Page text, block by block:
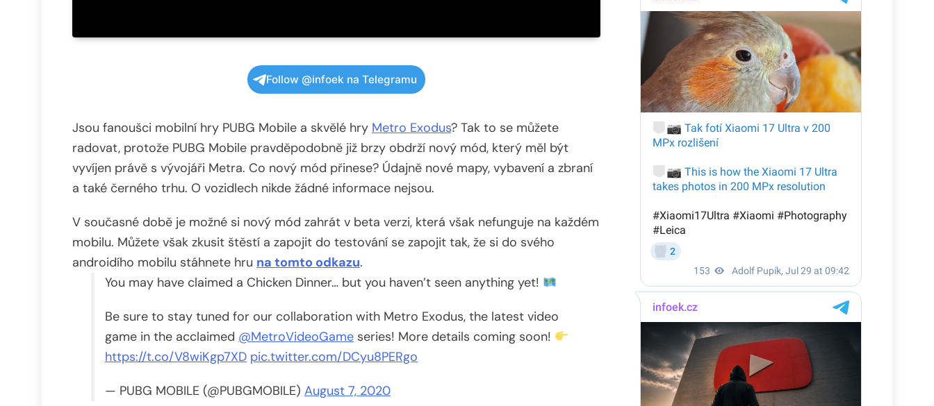
Follow @infoek na Telegramu
Jsou fanoušci mobilní hry PUBG Mobile a skvělé hry Metro Exodus? Tak to se můžete
radovat, protože PUBG Mobile pravděpodobně již brzy obdrží nový mód, který měl být
vyvíjen právě s vývojáři Metra. Co nový mód přinese? Údajně nové mapy, vybavení a zbraní
a také černého trhu. O vozidlech nikde žádné informace nejsou.
V současné době je možné si nový mód zahrát v beta verzi, která však nefunguje na každém
mobilu. Můžete však zkusit štěstí a zapojit do testování se zapojit tak, že si do svého
androidího mobilu stáhnete hru na tomto odkazu.
You may have claimed a Chicken Dinner… but you haven’t seen anything yet!
Be sure to stay tuned for our collaboration with Metro Exodus, the latest video
game in the acclaimed @MetroVideoGame series! More details coming soon!
https://t.co/V8wiKgp7XD pic.twitter.com/DCyu8PERgo
— PUBG MOBILE (@PUBGMOBILE) August 7, 2020